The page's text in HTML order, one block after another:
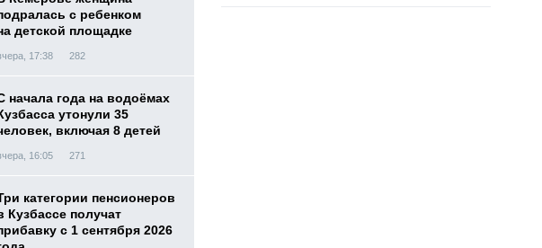
с ребенком
детской площадке
17:38 282
начала года на водоёмах
утонули 35
включая 8 детей
16:05 271
категории пенсионеров
Кузбассе получат
с 1 сентября 2026